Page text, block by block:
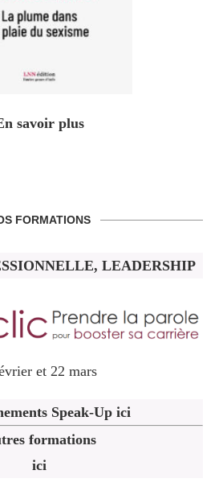
savoir plus
FORMATIONS
LEADERSHIP
et 22 mars
Speak-Up ici
formations
ici